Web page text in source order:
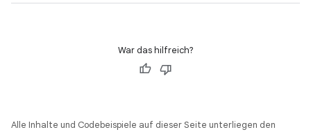
War das hilfreich?
Alle Inhalte und Codebeispiele auf dieser Seite unterliegen den